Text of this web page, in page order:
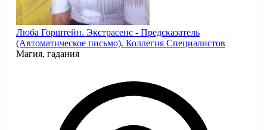
Люба Горштейн. Экстрасенс - Предсказатель
(Автоматическое письмо). Коллегия Специалистов
Магия, гадания